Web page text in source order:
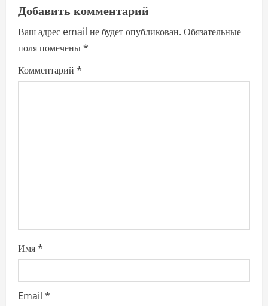
a
v
i
g
Добавить комментарий
Ваш адрес email не будет опубликован. Обязательные
поля помечены*
Комментарий *
Имя*
Email *